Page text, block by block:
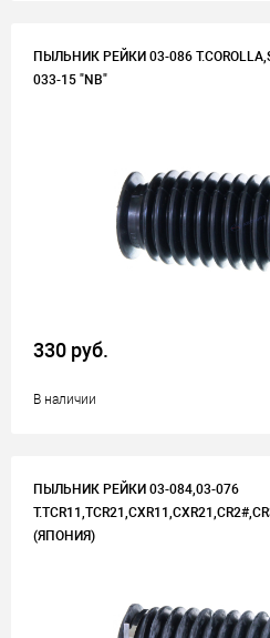
ПЫЛЬНИК РЕЙКИ 03-086
033-15 "NB"
330 руб.
В наличии
ПЫЛЬНИК РЕЙКИ 03-084,03-076
(ЯПОНИЯ)